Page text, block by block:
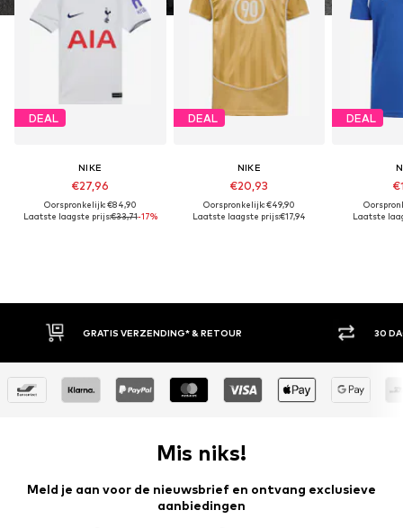
DEAL
NIKE
€27,96
Oorspronkelijk: €84,90
Laatste laagste prijs:€33,71-17%
DEAL
NIKE
€20,93
Oorspronkelijk: €49,90
Laatste laagste prijs:€17,94
DEAL
Laatste
GRATIS VERZENDING* & RETOUR 30 DAGEN
Mis niks!
Meld je aan voor de nieuwsbrief en ontvang exclusieve
aanbiedingen